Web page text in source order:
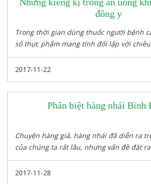
đông y
Trong thời gian dùng thuốc người bệnh
số thực phẩm mang tính đối lập với
thuốc.
2017-11-22
Phân biệt hàng nhái Bình
Chuyện hàng giả, hàng nhái đã diễn ra
của chúng ta rất lâu, nhưng vấn đề đặt
chỉ là việc sử dụng hàng tốt hay xấu,
không mà đó còn là lương tâm của người
2017-11-28